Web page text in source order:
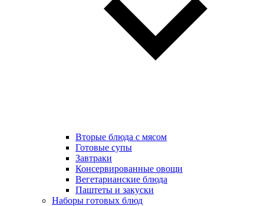
Вторые блюда с мясом
Готовые супы
Завтраки
Консервированные овощи
Вегетарианские блюда
Паштеты и закуски
Наборы готовых блюд